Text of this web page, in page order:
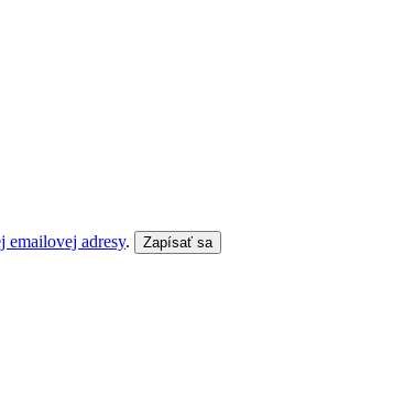
emailovej adresy. Zapísať sa